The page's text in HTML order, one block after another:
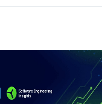
す。通常、アプリケ
ドをテストする継続的
ツールやプラットフ
テストに合格すると、
す。